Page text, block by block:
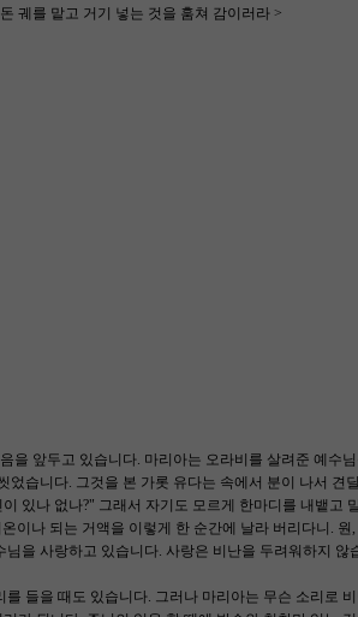
궤를 맡고 거기 넣는 것을 훔쳐 감이러라 >
을 앞두고 있습니다. 마리아는 오라비를 살려준 예수
습니다. 그것을 본 가롯 유다는 속에서 분이 나서 견
있나 없나?" 그래서 자기도 모르게 한마디를 내뱉고
이나 되는 거액을 이렇게 한 순간에 날라 버리다니.
을 사랑하고 있습니다. 사랑은 비난을 두려워하지 않
들을 때도 있습니다. 그러나 마리아는 무슨 소리로